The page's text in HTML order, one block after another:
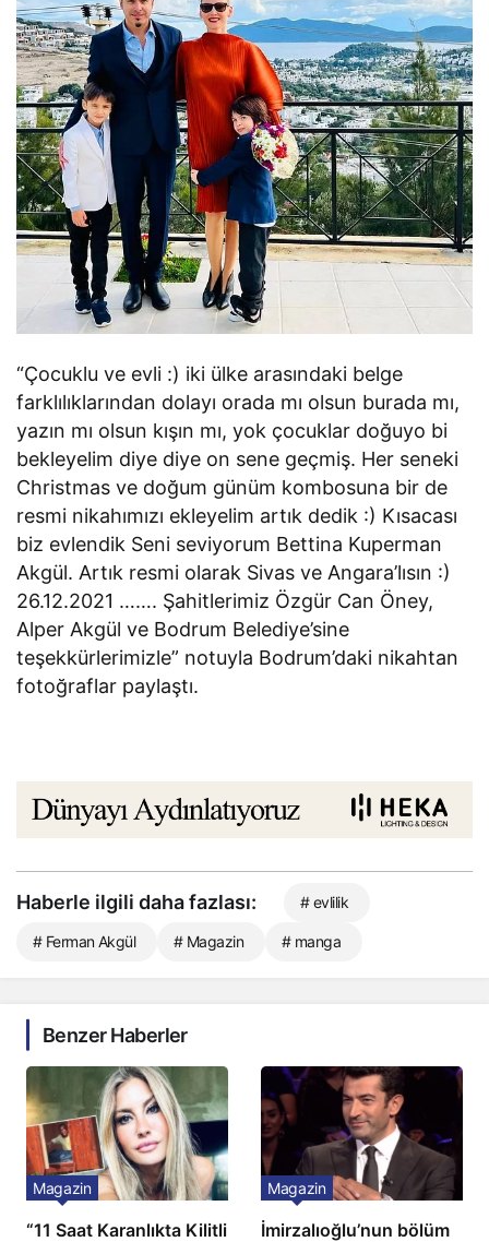
“Çocuklu ve evli :) iki ülke arasındaki belge
farklılıklarından dolayı orada mı olsun burada mı,
yazın mı olsun kışın mı, yok çocuklar doğuyo bi
bekleyelim diye diye on sene geçmiş. Her seneki
Christmas ve doğum günüm kombosuna bir de
resmi nikahımızı ekleyelim artık dedik :) Kısacası
biz evlendik Seni seviyorum Bettina Kuperman
Akgül. Artık resmi olarak Sivas ve Angara’lısın :)
26.12.2021 ……. Şahitlerimiz Özgür Can Öney,
Alper Akgül ve Bodrum Belediye’sine
teşekkürlerimizle” notuyla Bodrum’daki nikahtan
fotoğraflar paylaştı.
Haberle ilgili daha fazlası: # evlilik
# Ferman Akgül # Magazin # manga
Benzer Haberler
“11 Saat Karanlıkta Kilitli
Magazin
İmirzalıoğlu’nun bölüm
Magazin